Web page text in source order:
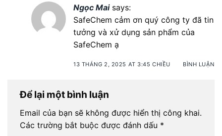
Ngọc Mai says:
SafeChem cảm ơn quý công ty đã tin
tưởng và xử dụng sản phẩm của
SafeChem ạ
13 THÁNG 2, 2025 AT 3:45 CHIỀU BÌNH LUẬN
Để lại một bình luận
Email của bạn sẽ không được hiển thị công khai.
Các trường bắt buộc được đánh dấu *